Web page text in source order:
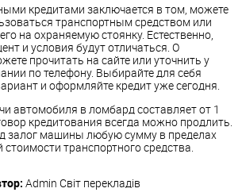
кредитами заключается в том, можете
транспортным средством или
на охраняемую стоянку. Естественно,
и условия будут отличаться. О
прочитать на сайте или уточнить у
по телефону. Выбирайте для себя
и оформляйте кредит уже сегодня.
автомобиля в ломбард составляет от 1
кредитования всегда можно продлить.
залог машины любую сумму в пределах
транспортного средства.
Admin Світ перекладів